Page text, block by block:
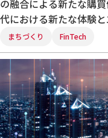
の融合による新たな購
代における新たな体験
まちづくり FinTech